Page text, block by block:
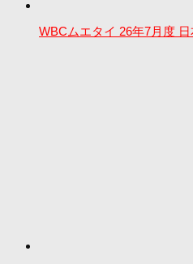
WBCムエタイ 26年7月度